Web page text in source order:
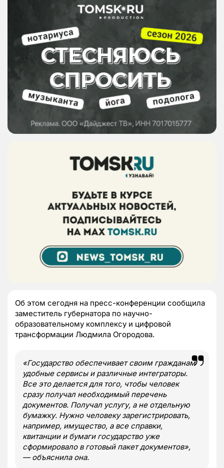
Об этом сегодня на пресс-конференции сообщила
заместитель губернатора по научно-
образовательному комплексу и цифровой
трансформации Людмила Огородова.
«Государство обеспечивает своим гражданам
удобные сервисы и различные интеграторы.
Все это делается для того, чтобы человек
сразу получал необходимый перечень
документов. Получал услугу, а не отдельную
бумажку. Нужно человеку зарегистрировать,
например, имущество, а все справки,
квитанции и бумаги государство уже
сформировало в готовый пакет документов»,
— объяснила она.